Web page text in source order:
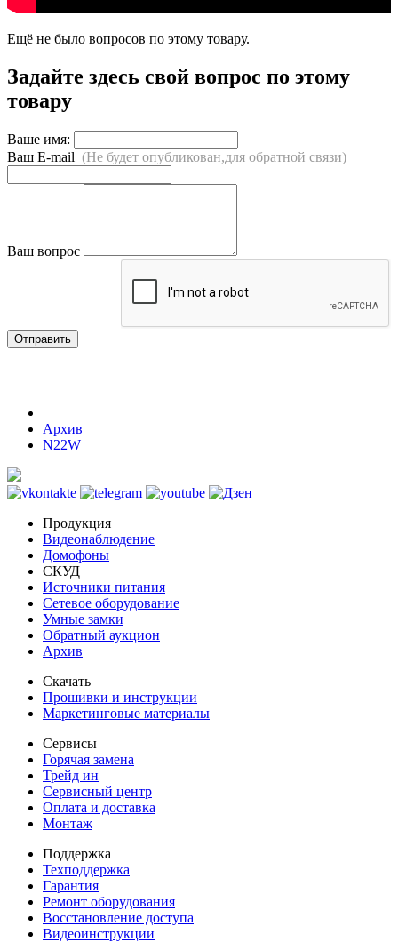
Ещё не было вопросов по этому товару.
Задайте здесь свой вопрос по этому
товару
Ваше имя:
Ваш E-mail (Не будет опубликован,для обратной связи)
Ваш вопрос
Отправить
Архив
N22W
Продукция
Видеонаблюдение
Домофоны
СКУД
Источники питания
Сетевое оборудование
Умные замки
Обратный аукцион
Архив
Скачать
Прошивки и инструкции
Маркетинговые материалы
Сервисы
Горячая замена
Трейд ин
Сервисный центр
Оплата и доставка
Монтаж
Поддержка
Техподдержка
Гарантия
Ремонт оборудования
Восстановление доступа
Видеоинструкции